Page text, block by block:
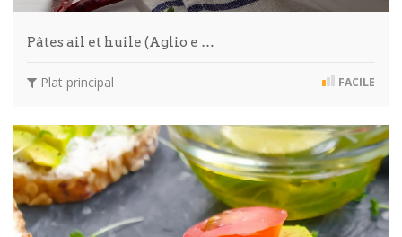
Pâtes ail et huile (Aglio e …
Plat principal FACILE